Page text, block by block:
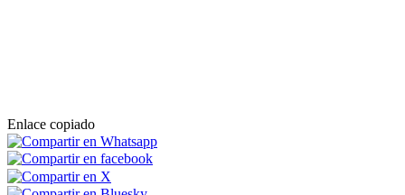
Enlace copiado